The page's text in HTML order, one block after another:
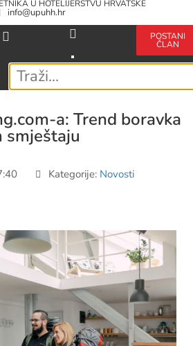
U HOTELIJERSTVU HRVATSKE
info@upuhh.hr
POSTANI
ČLAN
a: Trend boravka
smještaju
Kategorije: Novosti